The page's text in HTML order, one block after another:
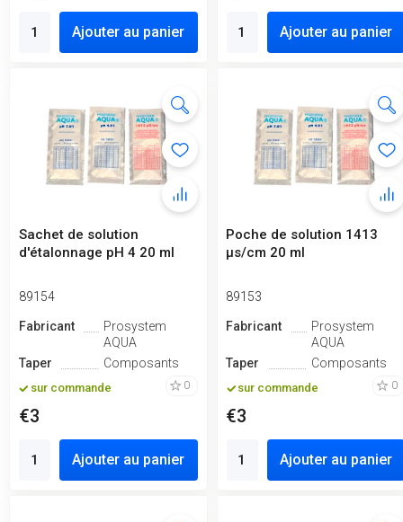
Ajouter au panier Ajouter au panier
Sachet de solution
d'étalonnage pH 4 20 ml
89154
Fabricant
Prosystem
AQUA
Taper
Composants
sur commande 0
€3
Ajouter au panier
Poche de solution 1413
μs/cm 20 ml
89153
Fabricant
Prosystem
AQUA
Taper
Composants
sur commande 0
€3
Ajouter au panier